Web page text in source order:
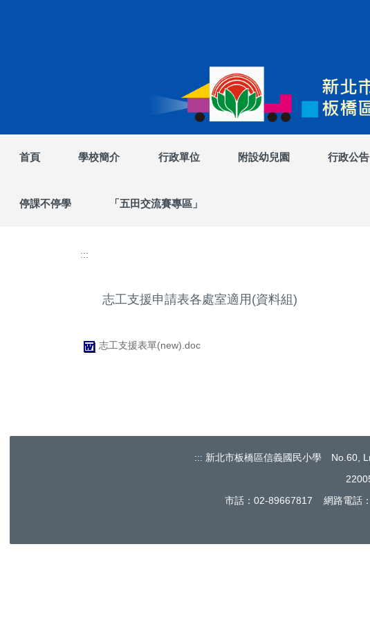
首頁 學校簡介 行政單位 附設幼兒園 行政公告
停課不停學 「五田交流賽專區」
:::
志工支援申請表各處室適用(資料組)
志工支援表單(new).doc
::: 新北市板橋區信義國民小學 No.60,
市話：02-89667817 網路電話